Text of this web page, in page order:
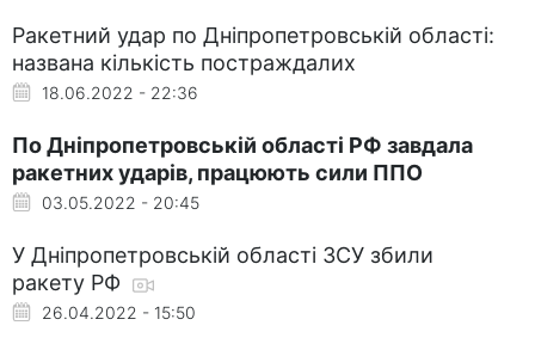
Ракетний удар по Дніпропетровській області:
названа кількість постраждалих
18.06.2022 - 22:36
По Дніпропетровській області РФ завдала
ракетних ударів, працюють сили ППО
03.05.2022 - 20:45
У Дніпропетровській області ЗСУ збили
ракету РФ
26.04.2022 - 15:50